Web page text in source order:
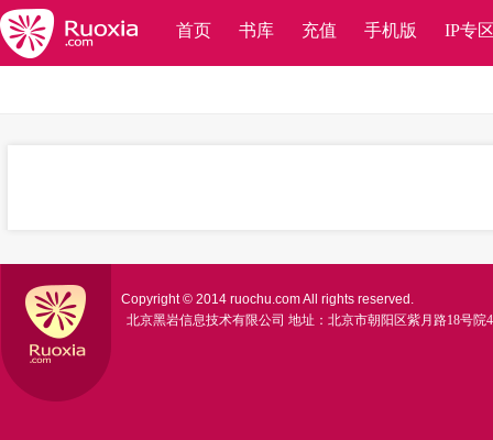
首页 书库 充值 手机版 IP专
Copyright © 2014 ruochu.com All rights reserved.
北京黑岩信息技术有限公司 地址：北京市朝阳区紫月路18号院